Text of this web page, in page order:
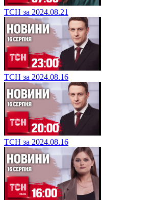
ТСН за 2024.08.21
ТСН за 2024.08.16
ТСН за 2024.08.16